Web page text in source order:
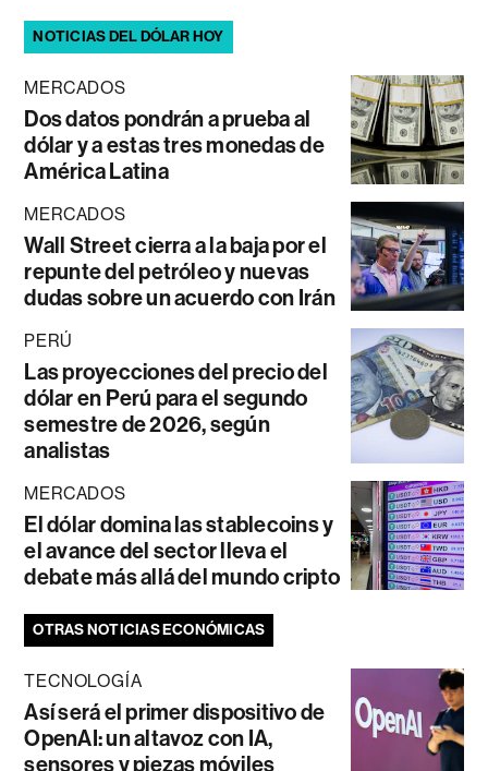
NOTICIAS DEL DÓLAR HOY
MERCADOS
Dos datos pondrán a prueba al
dólar y a estas tres monedas de
América Latina
MERCADOS
Wall Street cierra a la baja por el
repunte del petróleo y nuevas
dudas sobre un acuerdo con Irán
PERÚ
Las proyecciones del precio del
dólar en Perú para el segundo
semestre de 2026, según
analistas
MERCADOS
El dólar domina las stablecoins y
el avance del sector lleva el
debate más allá del mundo cripto
OTRAS NOTICIAS ECONÓMICAS
TECNOLOGÍA
Así será el primer dispositivo de
OpenAI: un altavoz con IA,
sensores y piezas móviles